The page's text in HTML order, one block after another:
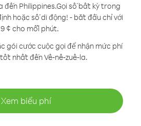
đến Philippines.Gọi số bất kỳ trong
hoặc số di động! - bắt đầu chỉ với
¢ cho mỗi phút.
gói cước cuộc gọi để nhận mức phí
nhất đến Vê-nê-zuê-la.
Xem biểu phí